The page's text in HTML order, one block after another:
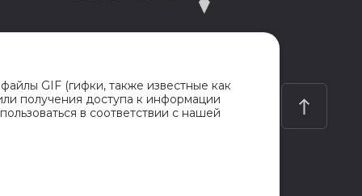
GIF (гифки, также известные как
получения доступа к информации
в соответствии с нашей